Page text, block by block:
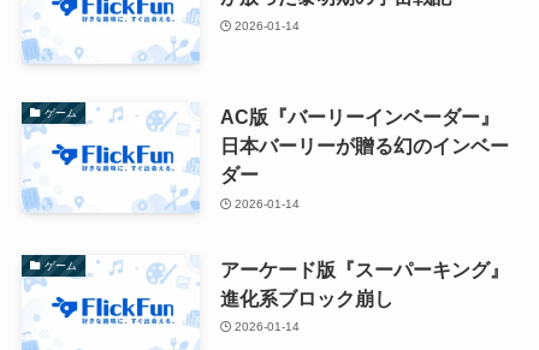
2026-01-14
ゲーム
AC版『バーリーインベーダー』
日本バーリーが贈る幻のインベー
ダー
2026-01-14
ゲーム
アーケード版『スーパーキング』
進化系ブロック崩し
2026-01-14